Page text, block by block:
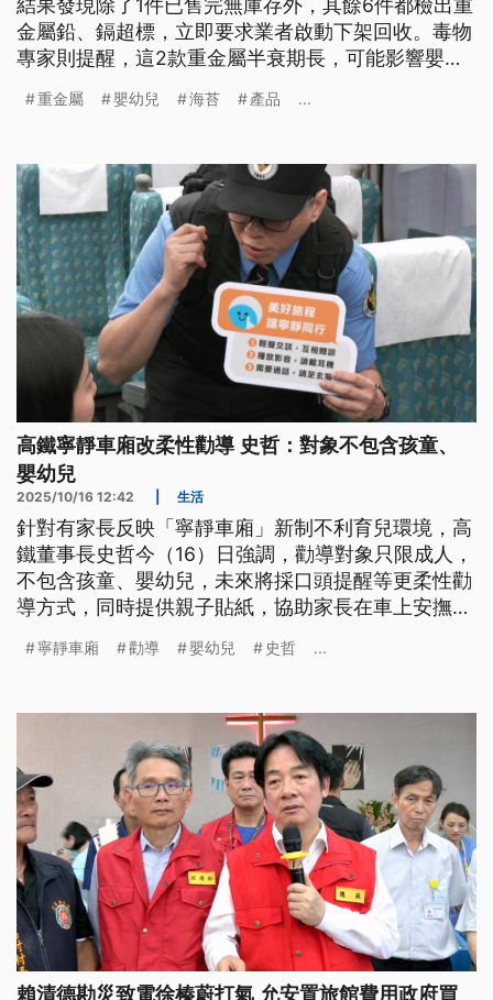
結果發現除了1件已售完無庫存外，其餘6件都檢出重
金屬鉛、鎘超標，立即要求業者啟動下架回收。毒物
專家則提醒，這2款重金屬半衰期長，可能影響嬰幼
重金屬 嬰幼兒 海苔 產品 ...
高鐵寧靜車廂改柔性勸導 史哲：對象不包含孩童、
嬰幼兒
2025/10/16 12:42 生活
針對有家長反映「寧靜車廂」新制不利育兒環境，高
鐵董事長史哲今（16）日強調，勸導對象只限成人，
不包含孩童、嬰幼兒，未來將採口頭提醒等更柔性勸
導方式，同時提供親子貼紙，協助家長在車上安撫孩
勸導，其中近半數為講電話。
寧靜車廂 勸導 嬰幼兒 史哲 ...
賴清德勘災致電徐榛蔚打氣 允安置旅館費用政府買